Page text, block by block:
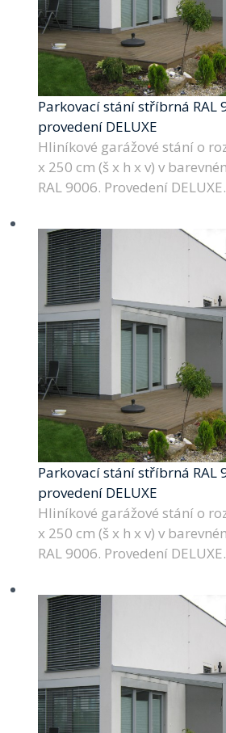
Parkovací stání stříbrná RAL
provedení DELUXE
Hliníkové garážové stání o
x 250 cm (š x h x v) v
RAL 9006. Provedení DELUXE.
Parkovací stání stříbrná RAL
provedení DELUXE
Hliníkové garážové stání o
x 250 cm (š x h x v) v
RAL 9006. Provedení DELUXE.